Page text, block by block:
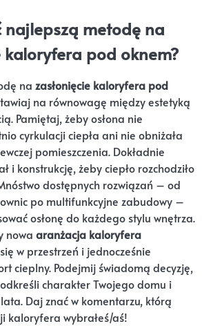
najlepszą metodę na
kaloryfera pod oknem?
na zasłonięcie kaloryfera pod
na równowagę między estetyką
Pamiętaj, żeby osłona nie
cyrkulacji ciepła ani nie obniżała
pomieszczenia. Dokładnie
i konstrukcję, żeby ciepło rozchodziło
dostępnych rozwiązań – od
po multifunkcyjne zabudowy –
osłonę do każdego stylu wnętrza.
nowa aranżacja kaloryfera
w przestrzeń i jednocześnie
cieplny. Podejmij świadomą decyzję,
charakter Twojego domu i
lata. Daj znać w komentarzu, którą
kaloryfera wybrałeś/aś!